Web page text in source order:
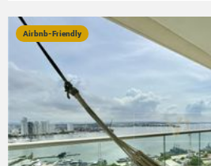
Airbnb-Friendly
VER DETALLES